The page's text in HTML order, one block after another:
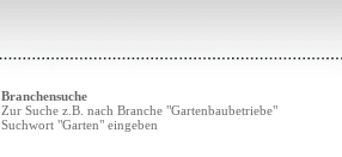
Branchensuche
Zur Suche z.B. nach Branche "Gartenbaubetriebe"
Suchwort "Garten" eingeben